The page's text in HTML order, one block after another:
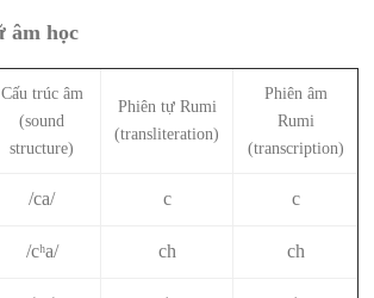
âm học
Cấu trúc âm
(sound
structure)
Phiên tự Rumi
(transliteration)
Phiên âm
Rumi
(transcription)
/ca/ c c
/cʰa/ ch ch